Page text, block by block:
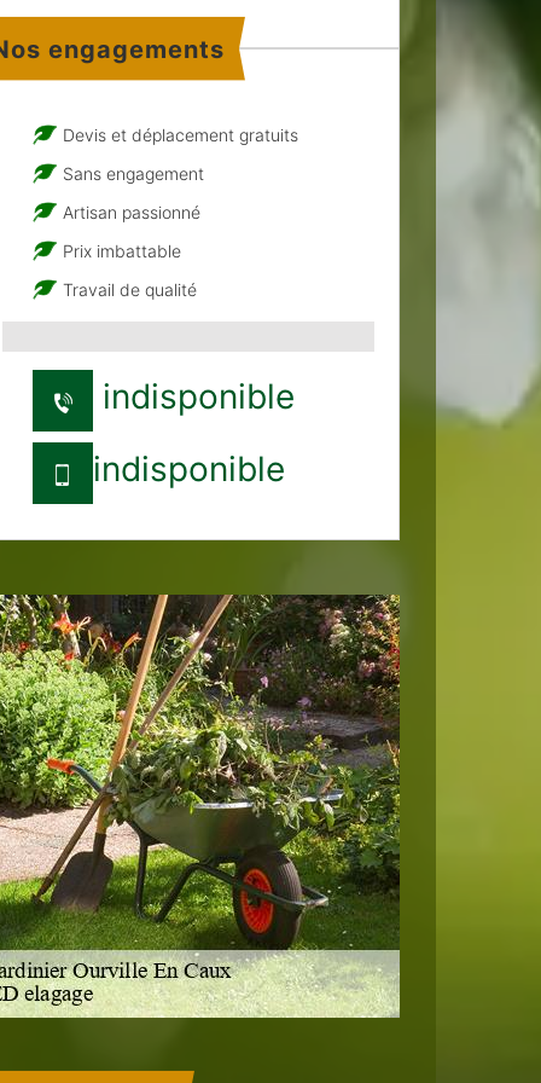
engagements
Devis et déplacement gratuits
Sans engagement
Artisan passionné
Prix imbattable
Travail de qualité
indisponible
indisponible